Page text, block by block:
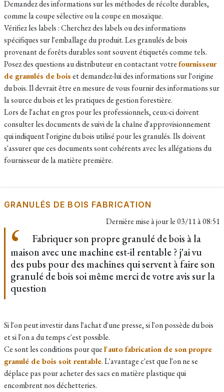
Demandez des informations sur les méthodes de récolte durables,
comme la coupe sélective ou la coupe en mosaïque.
Vérifiez les labels : Cherchez des labels ou des informations
spécifiques sur l'emballage du produit. Les granulés de bois
provenant de forêts durables sont souvent étiquetés comme tels.
Posez des questions au distributeur en contactant votrefournisseur
de granulés de boiset demandez-lui des informations sur l'origine
du bois. Il devrait être en mesure de vous fournir des informations sur
la source du bois et les pratiques de gestion forestière.
Lors de l'achat en gros pour les professionnels, ceux-ci doivent
consulter les documents de suivi de la chaîne d'approvisionnement
qui indiquent l'origine du bois utilisé pour les granulés. Ils doivent
s'assurer que ces documents sont cohérents avec les allégations du
fournisseur de la matière première.
GRANULÉS DE BOIS FABRICATION
Dernière mise à jour le03/11 à 08:51
Fabriquer son propre granulé de bois à la
maison avec une machine est-il rentable ? j'ai vu
des pubs pour des machines qui servent à faire son
granulé de bois soi même merci de votre avis sur la
question
Si l'on peut investir dans l'achat d'une presse, si l'on possède du bois
et si l'on a du temps c'est possible.
Ce sont les conditions pour quel'auto fabrication de son propre
granulé de bois soit rentable. L'avantage c'est que l'on ne se
déplace pas pour acheter des sacs en matière plastique qui
encombrent nos déchetteries.